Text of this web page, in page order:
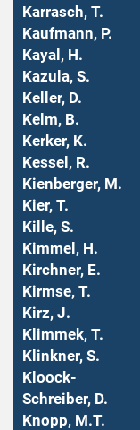
Karrasch, T.
Kaufmann, P.
Kayal, H.
Kazula, S.
Keller, D.
Kelm, B.
Kerker, K.
Kessel, R.
Kienberger, M.
Kier, T.
Kille, S.
Kimmel, H.
Kirchner, E.
Kirmse, T.
Kirz, J.
Klimmek, T.
Klinkner, S.
Kloock-
Schreiber, D.
Knopp, M.T.